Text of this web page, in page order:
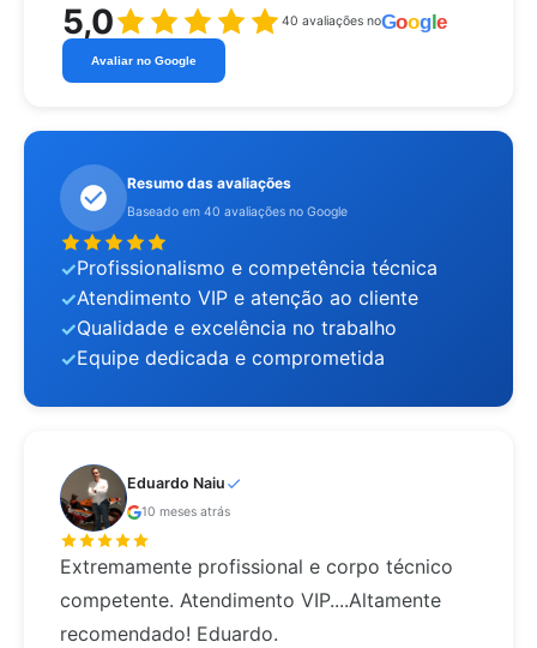
5,0 40 avaliações noGoogle
Avaliar no Google
Resumo das avaliações
Baseado em 40 avaliações no Google
Profissionalismo e competência técnica
Atendimento VIP e atenção ao cliente
Qualidade e excelência no trabalho
Equipe dedicada e comprometida
Eduardo Naiu
10 meses atrás
Extremamente profissional e corpo técnico
competente. Atendimento VIP....Altamente
recomendado! Eduardo.